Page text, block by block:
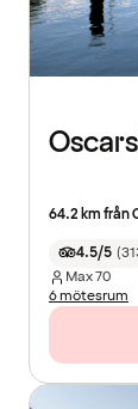
64.2 km från
4.5/5 (
Max70
6 mötesrum